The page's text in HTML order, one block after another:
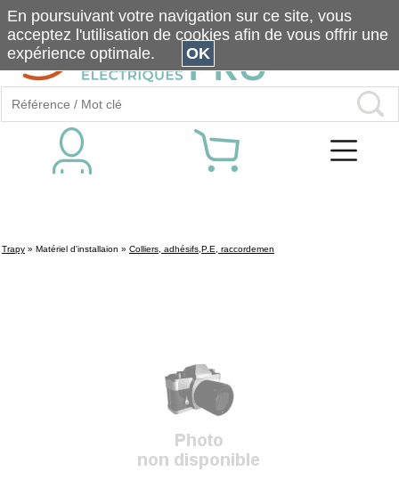
Trapy » Matériel d'installaion » Colliers, adhésifs,P.E, raccordemen
En poursuivant votre navigation sur ce site, vous
acceptez l'utilisation de cookies afin de vous offrir une
expérience optimale.
OK